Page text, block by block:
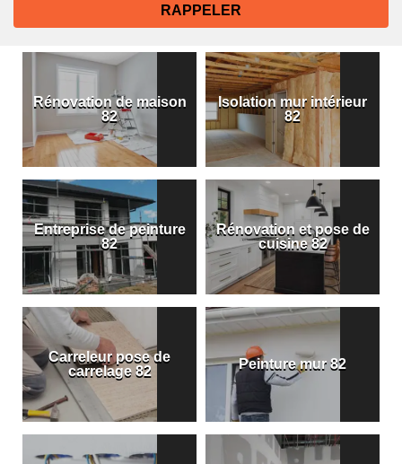
Rénovation de maison
82
Isolation mur intérieur
82
Entreprise de peinture
82
Rénovation et pose de
cuisine 82
Carreleur pose de
carrelage 82
Peinture mur 82